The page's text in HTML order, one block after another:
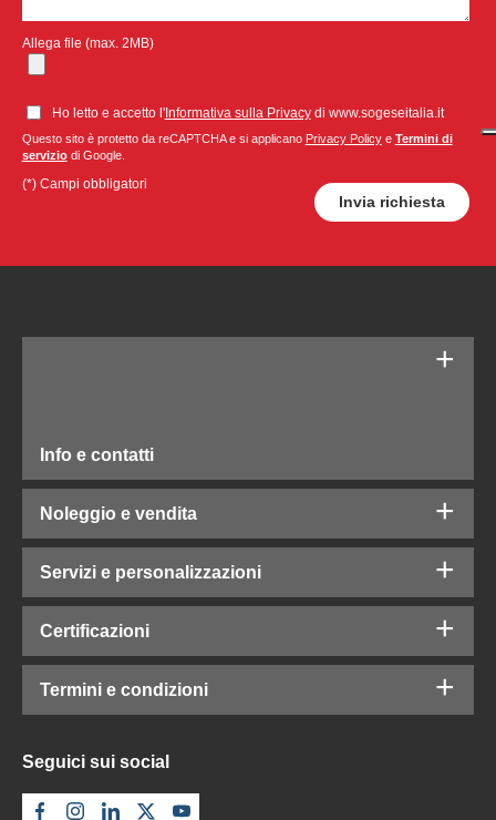
Allega file (max. 2MB)
Ho letto e accetto l'Informativa sulla Privacydi www.sogeseitalia.it
Questo sito è protetto da reCAPTCHA e si applicano Privacy Policye Termini di
serviziodi Google.
(*) Campi obbligatori
Info e contatti
Noleggio e vendita
Servizi e personalizzazioni
Certificazioni
Termini e condizioni
Seguici sui social